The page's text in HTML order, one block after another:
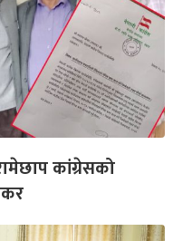
कांग्रेसको